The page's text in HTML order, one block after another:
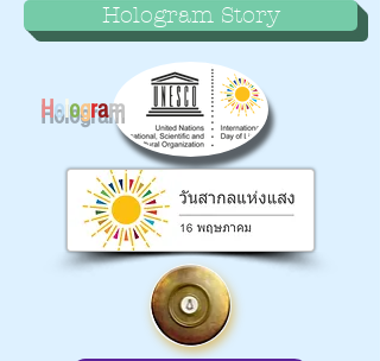
Hologram Story
Hologram